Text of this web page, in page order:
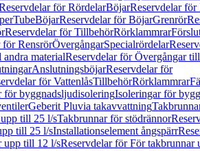
för RördelarBöjarReservdelar för
BöjarReservdelar för BöjarGrenrör
Reservdelar för TillbehörRörklammrar
för RensrörÖvergångarSpecialrördelar
materialReservdelar för Övergångar
AnslutningsböjarReservdelar för
för VattenlåsTillbehörRörklammrar
för byggnadsljudisoleringIsoleringar för
Geberit Pluvia takavvattning
till 25 l/sTakbrunnar för stödrännor
till 25 l/sInstallationselement ångspärr
upp till 12 l/sReservdelar för För takbrunnar